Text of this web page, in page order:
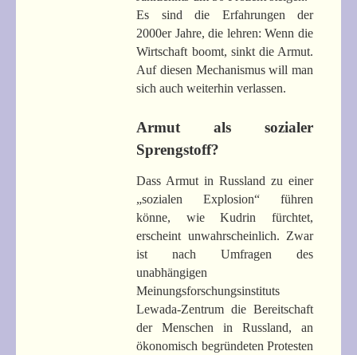
Es sind die Erfahrungen der
2000er Jahre, die lehren: Wenn die
Wirtschaft boomt, sinkt die Armut.
Auf diesen Mechanismus will man
sich auch weiterhin verlassen.
Armut als sozialer
Sprengstoff?
Dass Armut in Russland zu einer
„sozialen Explosion“ führen
könne, wie Kudrin fürchtet,
erscheint unwahrscheinlich. Zwar
ist nach Umfragen des
unabhängigen
Meinungsforschungsinstituts
Lewada-Zentrum die Bereitschaft
der Menschen in Russland, an
ökonomisch begründeten Protesten